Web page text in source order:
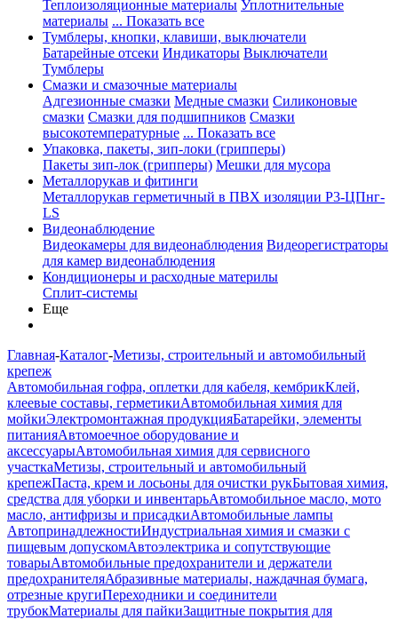
Теплоизоляционные материалы Уплотнительные
материалы ... Показать все
Тумблеры, кнопки, клавиши, выключатели
Батарейные отсеки Индикаторы Выключатели
Тумблеры
Смазки и смазочные материалы
Адгезионные смазки Медные смазки Силиконовые
смазки Смазки для подшипников Смазки
высокотемпературные ... Показать все
Упаковка, пакеты, зип-локи (грипперы)
Пакеты зип-лок (грипперы) Мешки для мусора
Металлорукав и фитинги
Металлорукав герметичный в ПВХ изоляции Р3-ЦПнг-
LS
Видеонаблюдение
Видеокамеры для видеонаблюдения Видеорегистраторы
для камер видеонаблюдения
Кондиционеры и расходные материлы
Сплит-системы
Еще
Главная-Каталог-Метизы, строительный и автомобильный
крепеж
Автомобильная гофра, оплетки для кабеля, кембрикКлей,
клеевые составы, герметикиАвтомобильная химия для
мойкиЭлектромонтажная продукцияБатарейки, элементы
питанияАвтомоечное оборудование и
аксессуарыАвтомобильная химия для сервисного
участкаМетизы, строительный и автомобильный
крепежПаста, крем и лосьоны для очистки рукБытовая химия,
средства для уборки и инвентарьАвтомобильное масло, мото
масло, антифризы и присадкиАвтомобильные лампы
АвтопринадлежностиИндустриальная химия и смазки с
пищевым допускомАвтоэлектрика и сопутствующие
товарыАвтомобильные предохранители и держатели
предохранителяАбразивные материалы, наждачная бумага,
отрезные кругиПереходники и соединители
трубокМатериалы для пайкиЗащитные покрытия для